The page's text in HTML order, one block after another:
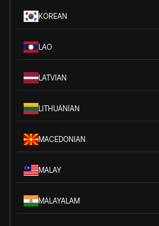
KOREAN
LAO
LATVIAN
LITHUANIAN
MACEDONIAN
MALAY
MALAYALAM